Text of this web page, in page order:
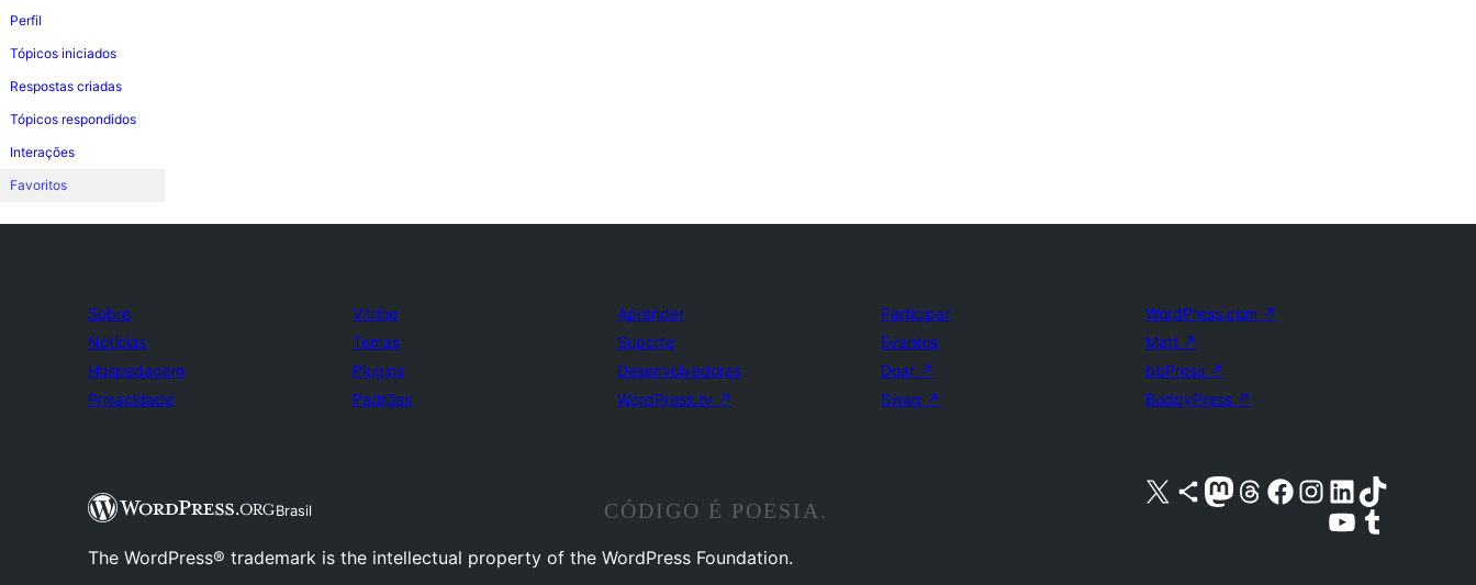
Perfil
Tópicos iniciados
Respostas criadas
Tópicos respondidos
Interações
Favoritos
Sobre
Notícias
Hospedagem
Privacidade
Vitrine
Temas
Plugins
Padrões
Aprender
Suporte
Desenvolvedores
WordPress.tv ↗
Participar
Eventos
Doar ↗
Swag ↗
WordPress.com ↗
Matt ↗
bbPress ↗
BuddyPress ↗
Brasil
Acessar nossa conta do X (antigo Twitter)
Acessar nossa conta do Bluesky
Acessar nossa conta do Mastodon
Acessar nossa conta do Threads
Acessar nossa página do Facebook
Acessar nossa conta do Instagram
Acessar nossa conta do LinkedIn
Acessar nossa conta do TikTok
Acessar nosso canal do YouTube
Acessar nossa conta no Tumblr
CÓDIGO É POESIA.
The WordPress® trademark is the intellectual property of the WordPress Foundation.